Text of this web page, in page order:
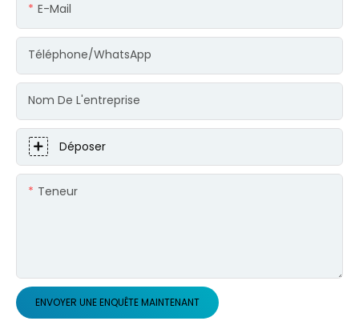
E-Mail
Téléphone/WhatsApp
Nom De L'entreprise
Déposer
Teneur
ENVOYER UNE ENQUÊTE MAINTENANT